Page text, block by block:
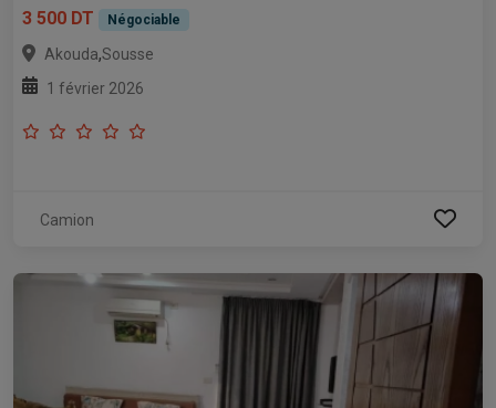
3 500 DT
Négociable
Akouda,Sousse
1 février 2026
Camion